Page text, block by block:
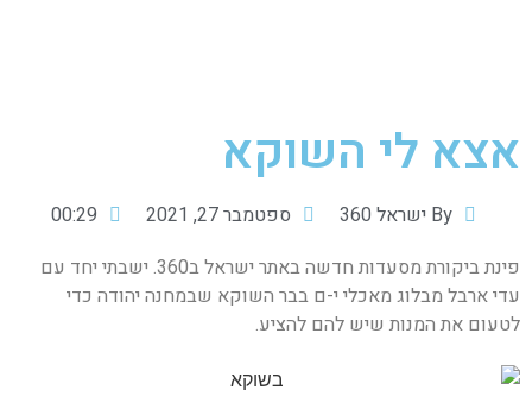
אצא לי השוקא
By ישראל 360 ספטמבר 27, 2021
00:29
פינת ביקורת מסעדות חדשה באתר ישראל ב360. ישבתי יחד עם
עדי ארבל מבלוג מאכלי י-ם בבר השוקא שבמחנה יהודה כדי
לטעום את המנות שיש להם להציע.